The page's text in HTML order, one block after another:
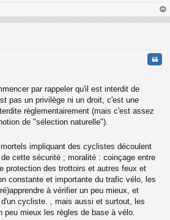
au
par rappeler qu'il est interdit de
pas un privilège ni un droit, c'est une
règlementairement (mais c'est assez
de "sélection naturelle").
impliquant des cyclistes découlent
cette sécurité ; moralité : coinçage entre
protection des trottoirs et autres feux et
constante et importante du trafic vélo, les
à vérifier un peu mieux, et
cycliste. , mais aussi et surtout, les
peu mieux les règles de base à vélo.